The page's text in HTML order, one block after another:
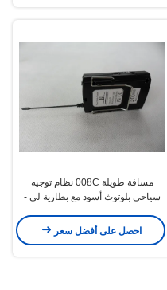
مسافة طويلة 008C نظام توجيه
سياحي بلوتوث أسود مع بطارية لي -
احصل على أفضل سعر